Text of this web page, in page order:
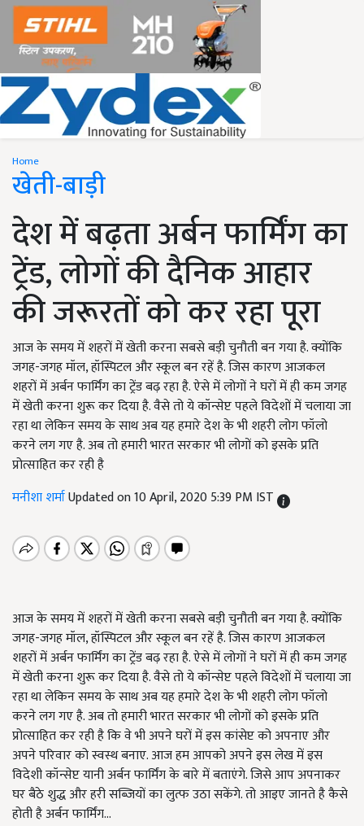
Home
खेती-बाड़ी
देश में बढ़ता अर्बन फार्मिंग का
ट्रेंड, लोगों की दैनिक आहार
की जरूरतों को कर रहा पूरा
आज के समय में शहरों में खेती करना सबसे बड़ी चुनौती बन गया है. क्योंकि
जगह-जगह मॉल, हॉस्पिटल और स्कूल बन रहें है. जिस कारण आजकल
शहरों में अर्बन फार्मिंग का ट्रेंड बढ़ रहा है. ऐसे में लोगों ने घरों में ही कम जगह
में खेती करना शुरू कर दिया है. वैसे तो ये कॉन्सेप्ट पहले विदेशों में चलाया जा
रहा था लेकिन समय के साथ अब यह हमारे देश के भी शहरी लोग फॉलो
करने लग गए है. अब तो हमारी भारत सरकार भी लोगों को इसके प्रति
प्रोत्साहित कर रही है
मनीशा शर्माUpdated on 10 April, 2020 5:39 PM IST
आज के समय में शहरों में खेती करना सबसे बड़ी चुनौती बन गया है. क्योंकि
जगह-जगह मॉल, हॉस्पिटल और स्कूल बन रहें है. जिस कारण आजकल
शहरों में अर्बन फार्मिंग का ट्रेंड बढ़ रहा है. ऐसे में लोगों ने घरों में ही कम जगह
में खेती करना शुरू कर दिया है. वैसे तो ये कॉन्सेप्ट पहले विदेशों में चलाया जा
रहा था लेकिन समय के साथ अब यह हमारे देश के भी शहरी लोग फॉलो
करने लग गए है. अब तो हमारी भारत सरकार भी लोगों को इसके प्रति
प्रोत्साहित कर रही है कि वे भी अपने घरों में इस कांसेप्ट को अपनाए और
अपने परिवार को स्वस्थ बनाए. आज हम आपको अपने इस लेख में इस
विदेशी कॉन्सेप्ट यानी अर्बन फार्मिंग के बारे में बताएंगे. जिसे आप अपनाकर
घर बैठे शुद्ध और हरी सब्जियों का लुत्फ उठा सकेंगे. तो आइए जानते है कैसे
होती है अर्बन फार्मिंग…